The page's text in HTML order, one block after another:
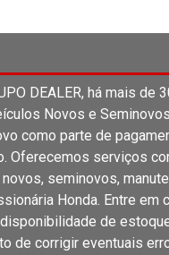
DEALER, há mais de
Novos e
como parte de
Oferecemos serviços
seminovos,
Honda. Entre em
de
de corrigir eventuais